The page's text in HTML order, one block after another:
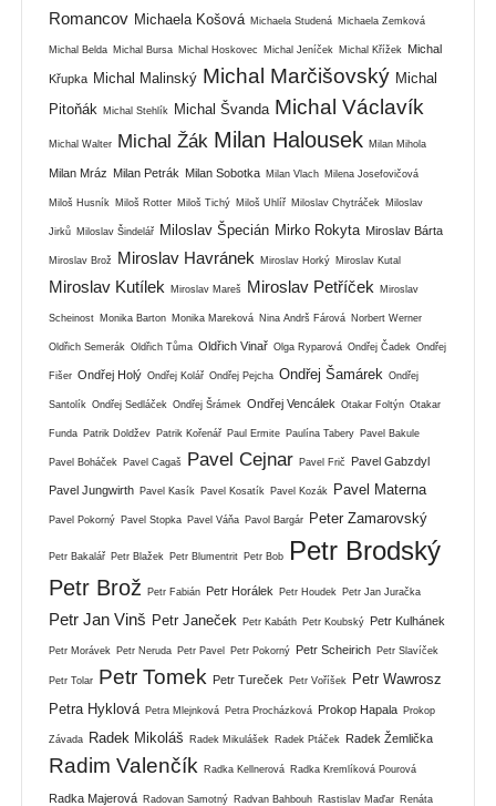
Romancov Michaela Košová Michaela Studená Michaela Zemková
Michal Belda Michal Bursa Michal Hoskovec Michal Jeníček Michal Křížek Michal
Křupka Michal Malinský Michal Marčišovský Michal
Pitoňák
Michal Stehlík Michal Švanda Michal Václavík
Michal Walter Michal Žák Milan Halousek Milan Mihola
Milan Mráz Milan Petrák Milan Sobotka Milan Vlach Milena Josefovičová
Miloš Husník Miloš Rotter Miloš Tichý Miloš Uhlíř Miloslav Chytráček Miloslav
Jirků Miloslav Šindelář Miloslav Špecián Mirko Rokyta Miroslav Bárta
Miroslav Brož Miroslav Havránek Miroslav Horký Miroslav Kutal
Miroslav Kutílek Miroslav Mareš Miroslav Petříček Miroslav
Scheinost Monika Barton Monika Mareková Nina Andrš Fárová Norbert Werner
Oldřich Semerák Oldřich Tůma Oldřich Vinař Olga Ryparová Ondřej Čadek Ondřej
Fišer Ondřej Holý Ondřej Kolář Ondřej Pejcha Ondřej Šamárek Ondřej
Santolík Ondřej Sedláček Ondřej Šrámek Ondřej Vencálek Otakar Foltýn Otakar
Funda Patrik Doldžev Patrik Kořenář Paul Ermite Paulína Tabery Pavel Bakule
Pavel Boháček Pavel Cagaš Pavel Cejnar Pavel Frič Pavel Gabzdyl
Pavel Jungwirth Pavel Kasík Pavel Kosatík Pavel Kozák Pavel Materna
Pavel Pokorný Pavel Stopka Pavel Váňa Pavol Bargár Peter Zamarovský
Petr Bakalář Petr Blažek Petr Blumentrit Petr Bob Petr Brodský
Petr Brož Petr Fabián Petr Horálek Petr Houdek Petr Jan Juračka
Petr Jan Vinš Petr Janeček Petr Kabáth Petr Koubský Petr Kulhánek
Petr Morávek Petr Neruda Petr Pavel Petr Pokorný Petr Scheirich Petr Slavíček
Petr Tolar Petr Tomek Petr Tureček Petr Voříšek
Petr Wawrosz
Petra Hyklová Petra Mlejnková Petra Procházková Prokop Hapala Prokop
Závada Radek Mikoláš Radek Mikulášek Radek Ptáček Radek Žemlička
Radim Valenčík Radka Kellnerová Radka Kremlíková Pourová
Radka Majerová Radovan Samotný Radvan Bahbouh Rastislav Maďar Renáta